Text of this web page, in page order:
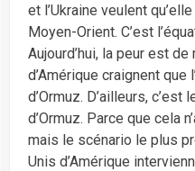
et l’Ukraine veulent
Moyen-Orient. C’est
Aujourd’hui, la peur est
d’Amérique craignent que
d’Ormuz. D’ailleurs,
d’Ormuz. Parce que cela
mais le scénario le plus
Unis d’Amérique